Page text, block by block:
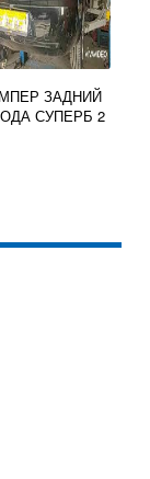
ЗАДНИЙ
СУПЕРБ 2